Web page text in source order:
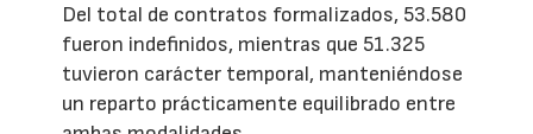
Del total de contratos formalizados, 53.580
fueron indefinidos, mientras que 51.325
tuvieron carácter temporal, manteniéndose
un reparto prácticamente equilibrado entre